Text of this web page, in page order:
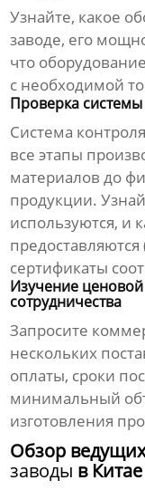
Узнайте, какое
заводе, его
что
с необходимой
Проверка системы
Система
все этапы
материалов до
продукции.
используются, и
сертификаты
Изучение
сотрудничества
Запросите
нескольких
оплаты, сроки
минимальный
изготовления
Обзор
заводы в Китае